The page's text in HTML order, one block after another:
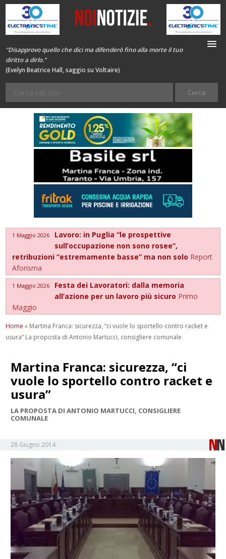
“Disapprovo quello che dici ma difenderò fino alla morte il tuo
diritto a dirlo.”
(Evelyn Beatrice Hall, saggio su Voltaire)
1 Maggio 2026
Lavoro: in Puglia “le prospettive
sull’occupazione non sono rosee”,
retribuzioni “estremamente basse” ma non solo Report
Aforisma
1 Maggio 2026
Festa dei Lavoratori: dalla memoria
all’azione per un lavoro più sicuro Primo
Maggio
Home » Martina Franca: sicurezza, “ci vuole lo sportello contro racket e
usura” La proposta di Antonio Martucci, consigliere comunale
Martina Franca: sicurezza, “ci
vuole lo sportello contro racket e
usura”
LA PROPOSTA DI ANTONIO MARTUCCI, CONSIGLIERE
COMUNALE
28 Giugno 2014